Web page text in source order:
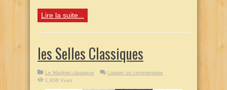
Lire la suite...
les Selles Classiques
Le Matériel classique
Laisser un commentaire
1,836 Vues